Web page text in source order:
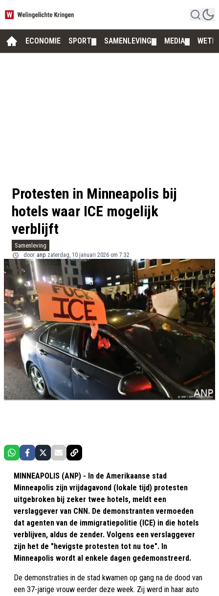
ECONOMIE SPORT SAMENLEVING MEDIA
Protesten in Minneapolis bij
hotels waar ICE mogelijk
verblijft
Samenleving
door anp zaterdag, 10 januari 2026 om 7:32
MINNEAPOLIS (ANP) - In de Amerikaanse stad
Minneapolis zijn vrijdagavond (lokale tijd) protesten
uitgebroken bij zeker twee hotels, meldt een
verslaggever van CNN. De demonstranten vermoeden
dat agenten van de immigratiepolitie (ICE) in die hotels
verblijven, aldus de zender. Volgens een verslaggever
zijn het de "hevigste protesten tot nu toe". In
Minneapolis wordt al enkele dagen gedemonstreerd.
De demonstraties in de stad kwamen op gang na de dood van
een 37-jarige vrouw eerder deze week. Zij werd in haar auto